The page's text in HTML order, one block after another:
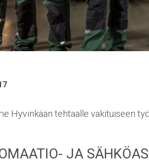
Hyvinkään tehtaalle vakituiseen
JA